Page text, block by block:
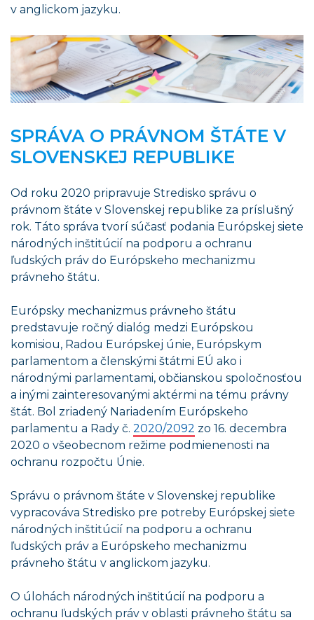
v anglickom jazyku.
SPRÁVA O PRÁVNOM ŠTÁTE V
SLOVENSKEJ REPUBLIKE
Od roku 2020 pripravuje Stredisko správu o
právnom štáte v Slovenskej republike za príslušný
rok. Táto správa tvorí súčasť podania Európskej siete
národných inštitúcií na podporu a ochranu
ľudských práv do Európskeho mechanizmu
právneho štátu.
Európsky mechanizmus právneho štátu
predstavuje ročný dialóg medzi Európskou
komisiou, Radou Európskej únie, Európskym
parlamentom a členskými štátmi EÚ ako i
národnými parlamentami, občianskou spoločnosťou
a inými zainteresovanými aktérmi na tému právny
štát. Bol zriadený Nariadením Európskeho
parlamentu a Rady č. 2020/2092 zo 16. decembra
2020 o všeobecnom režime podmienenosti na
ochranu rozpočtu Únie.
Správu o právnom štáte v Slovenskej republike
vypracováva Stredisko pre potreby Európskej siete
národných inštitúcií na podporu a ochranu
ľudských práv a Európskeho mechanizmu
právneho štátu v anglickom jazyku.
O úlohách národných inštitúcií na podporu a
ochranu ľudských práv v oblasti právneho štátu sa